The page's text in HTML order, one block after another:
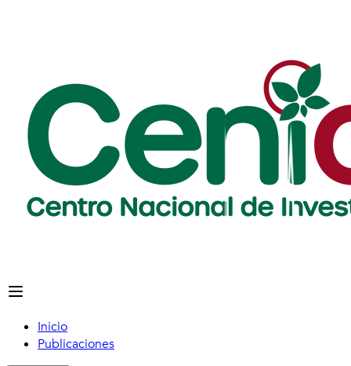
Inicio
Publicaciones